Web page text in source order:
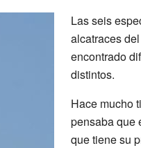
Las seis
alcatraces
encontrado
distintos.
Hace mucho
pensaba que
que tiene su